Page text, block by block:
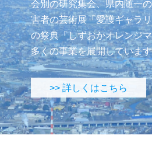
会別の研究集会、県内随一
害者の芸術展「愛護ギャラ
の祭典「しずおかオレンジ
多くの事業を展開していま
>> 詳しくはこちら